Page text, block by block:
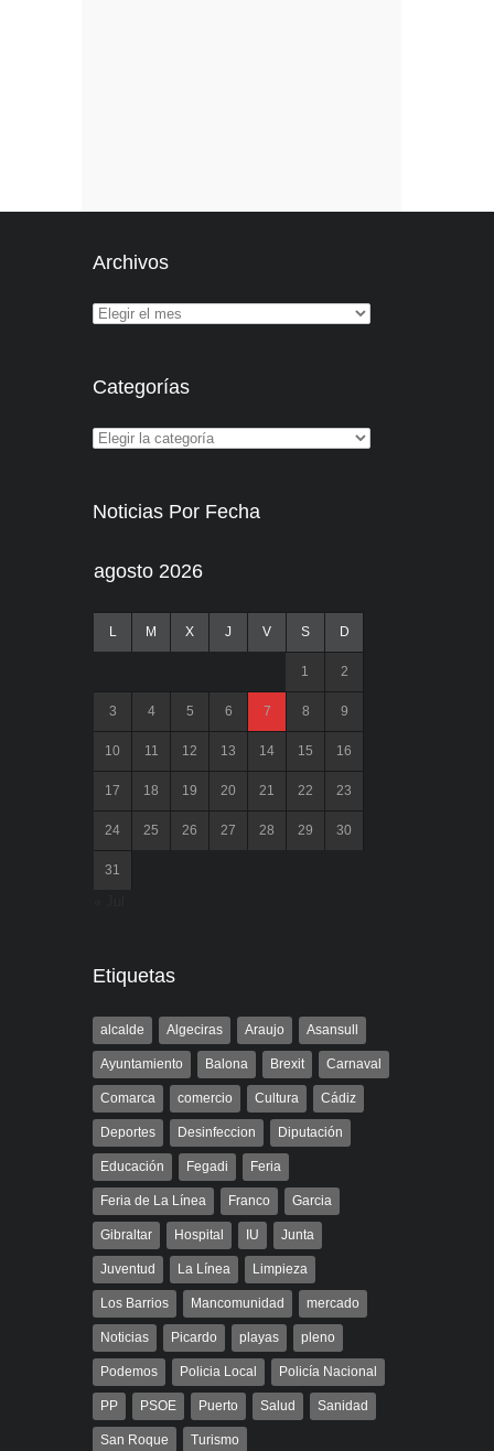
Archivos
Categorías
Noticias Por Fecha
agosto 2026
L M X J V S D
1 2
3 4 5 6 7 8 9
10 11 12 13 14 15 16
17 18 19 20 21 22 23
24 25 26 27 28 29 30
31
Etiquetas
alcalde Algeciras Araujo Asansull
Ayuntamiento Balona Brexit Carnaval
Comarca comercio Cultura Cádiz
Deportes Desinfeccion Diputación
Educación Fegadi Feria
Feria de La Línea Franco Garcia
Gibraltar Hospital IU Junta
Juventud La Línea Limpieza
Los Barrios Mancomunidad mercado
Noticias Picardo playas pleno
Podemos Policia Local Policía Nacional
PP PSOE Puerto Salud Sanidad
San Roque Turismo